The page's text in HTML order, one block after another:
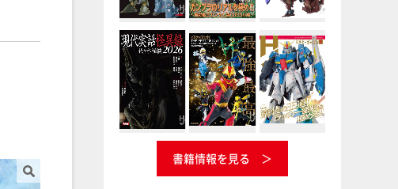
書籍情報を見る